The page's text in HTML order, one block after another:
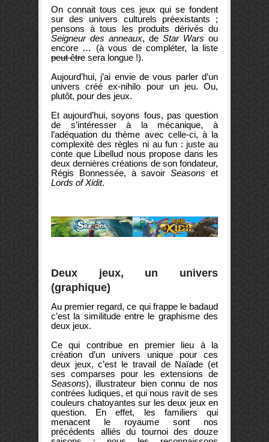
On connait tous ces jeux qui se fondent
sur des univers culturels préexistants ;
pensons à tous les produits dérivés du
Seigneur des anneaux, de Star Wars ou
encore … (à vous de compléter, la liste
peut être sera longue !).
Aujourd’hui, j’ai envie de vous parler d’un
univers créé ex-nihilo pour un jeu. Ou,
plutôt, pour des jeux.
Et aujourd’hui, soyons fous, pas question
de s’intéresser à la mécanique, à
l’adéquation du thème avec celle-ci, à la
complexité des règles ni au fun : juste au
conte que Libellud nous propose dans les
deux dernières créations de son fondateur,
Régis Bonnessée, à savoirSeasons et
Lords of Xidit.
Deux jeux, un univers
(graphique)
Au premier regard, ce qui frappe le badaud
c’est la similitude entre le graphisme des
deux jeux.
Ce qui contribue en premier lieu à la
création d’un univers unique pour ces
deux jeux, c’est le travail de Naïade (et
ses comparses pour les extensions de
Seasons), illustrateur bien connu de nos
contrées ludiques, et qui nous ravit de ses
couleurs chatoyantes sur les deux jeux en
question. En effet, les familiers qui
menacent le royaume sont nos
précédents alliés du tournoi des douze